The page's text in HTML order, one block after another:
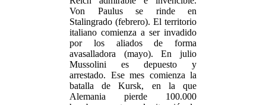
Von Paulus se rinde en
Stalingrado (febrero). El territorio
italiano comienza a ser invadido
por los aliados de forma
avasalladora (mayo). En julio
Mussolini es depuesto y
arrestado. Ese mes comienza la
batalla de Kursk, en la que
Alemania pierde 100.000